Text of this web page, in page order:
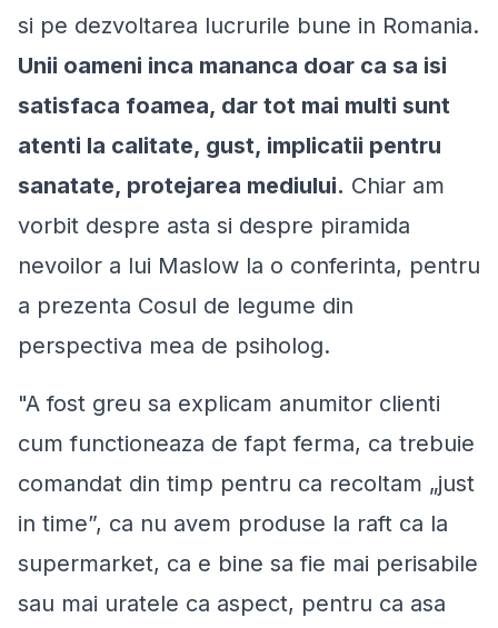
si pe dezvoltarea lucrurile bune in Romania.
Unii oameni inca mananca doar ca sa isi
satisfaca foamea, dar tot mai multi sunt
atenti la calitate, gust, implicatii pentru
sanatate, protejarea mediului. Chiar am
vorbit despre asta si despre piramida
nevoilor a lui Maslow la o conferinta, pentru
a prezenta Cosul de legume din
perspectiva mea de psiholog.
"A fost greu sa explicam anumitor clienti
cum functioneaza de fapt ferma, ca trebuie
comandat din timp pentru ca recoltam „just
in time”, ca nu avem produse la raft ca la
supermarket, ca e bine sa fie mai perisabile
sau mai uratele ca aspect, pentru ca asa